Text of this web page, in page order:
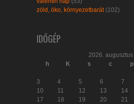
zöld, öko, környezetbarát (102)
IDŐGÉP
2026. augusztus
h
K s c p
3
4 5 6 7
10
11 12 13 14
17
18 19 20 21